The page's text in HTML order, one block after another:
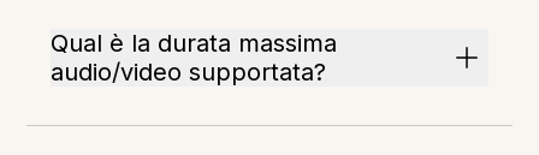
Qual è la durata massima
audio/video supportata?